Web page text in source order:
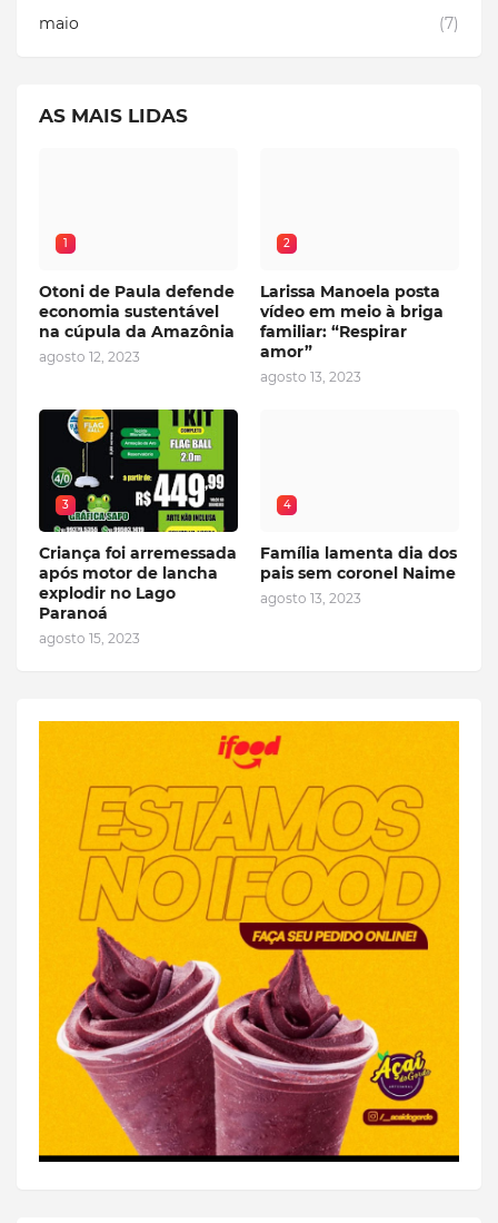
maio
(7)
AS MAIS LIDAS
1
Otoni de Paula defende
economia sustentável
na cúpula da Amazônia
agosto 12, 2023
2
Larissa Manoela posta
vídeo em meio à briga
familiar: “Respirar
amor”
agosto 13, 2023
3
Criança foi arremessada
após motor de lancha
explodir no Lago
Paranoá
agosto 15, 2023
4
Família lamenta dia dos
pais sem coronel Naime
agosto 13, 2023